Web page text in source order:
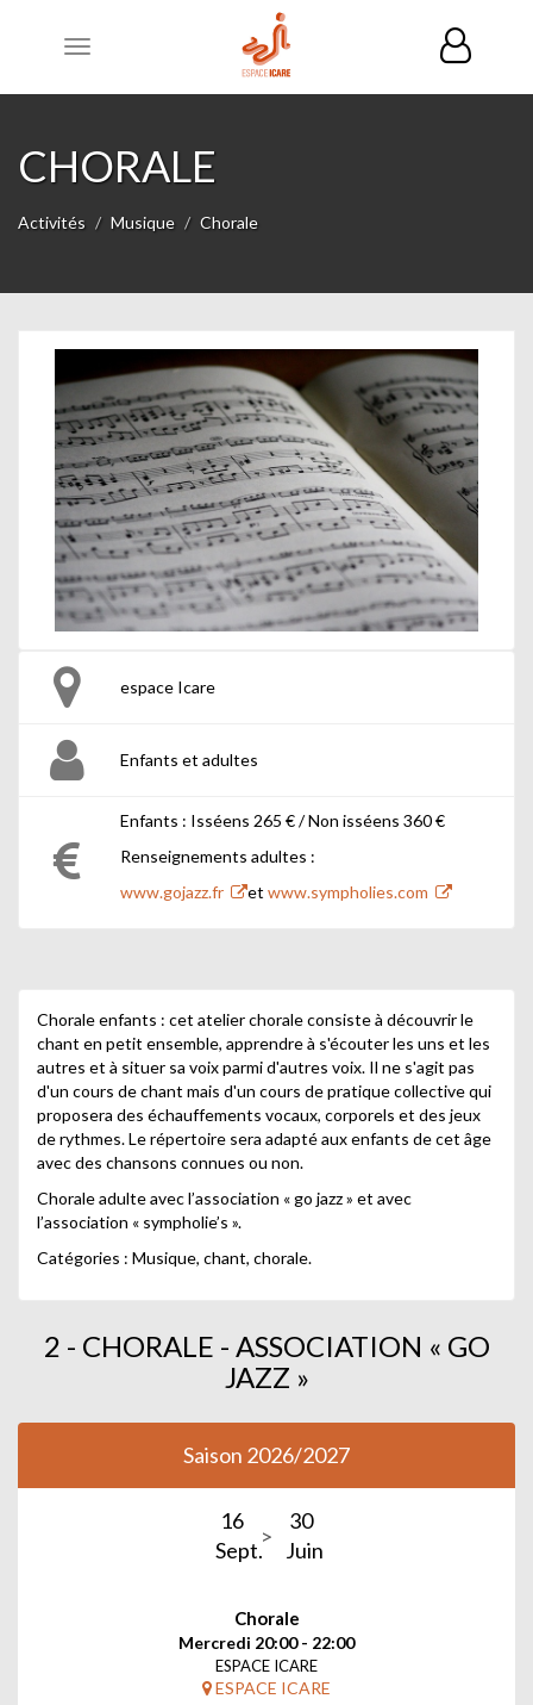
Toggle
CHORALE
Activités Musique Chorale
espace Icare
Enfants et adultes
Enfants : Isséens 265 € / Non isséens 360 €
Renseignements adultes :
www.gojazz.fr
et www.sympholies.com
Chorale enfants : cet atelier chorale consiste à découvrir le
chant en petit ensemble, apprendre à s'écouter les uns et les
autres et à situer sa voix parmi d'autres voix. Il ne s'agit pas
d'un cours de chant mais d'un cours de pratique collective qui
proposera des échauffements vocaux, corporels et des jeux
de rythmes. Le répertoire sera adapté aux enfants de cet âge
avec des chansons connues ou non.
Chorale adulte avec l’association « go jazz » et avec
l’association « sympholie’s ».
Catégories : Musique, chant, chorale.
2 - CHORALE - ASSOCIATION « GO
JAZZ »
Saison 2026/2027
16
Sept.
30
Juin
Chorale
Mercredi 20:00 - 22:00
ESPACE ICARE
ESPACE ICARE